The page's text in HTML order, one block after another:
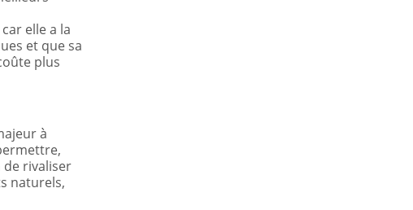
elle a la
et que sa
plus
à
de rivaliser
naturels,